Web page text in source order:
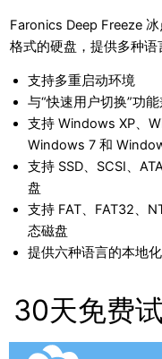
Faronics Deep Freeze
格式的硬盘，提供多种语
支持多重启动环境
与“快速用户切换”功
支持 Windows XP、
Windows 7 和
支持 SSD、SCSI、
盘
支持 FAT、FAT32、
态磁盘
提供六种语言的本地
30天免费